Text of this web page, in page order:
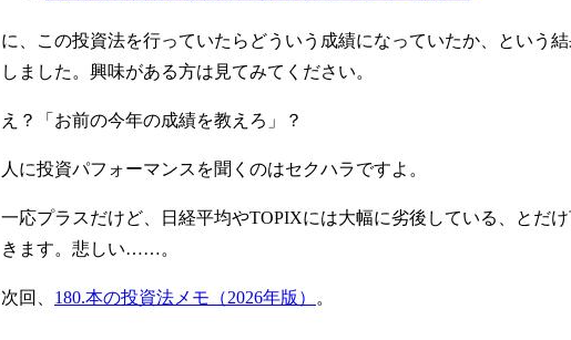
に、この投資法を行っていたらどういう成績になっていたか、という
しました。興味がある方は見てみてください。
え？「お前の今年の成績を教えろ」？
人に投資パフォーマンスを聞くのはセクハラですよ。
一応プラスだけど、日経平均やTOPIXには大幅に劣後している、とだ
きます。悲しい……。
次回、 180.本の投資法メモ（2026年版） 。